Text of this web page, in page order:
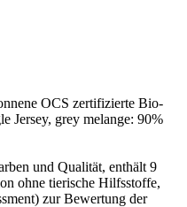
OCS zertifizierte Bio-
Jersey, grey melange: 90%
und Qualität, enthält 9
ohne tierische Hilfsstoffe,
zur Bewertung der